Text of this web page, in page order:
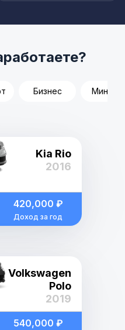
Бизнес
Kia Rio
2016
420,000 ₽
Доход за год
Volkswagen
Polo
2019
540,000 ₽